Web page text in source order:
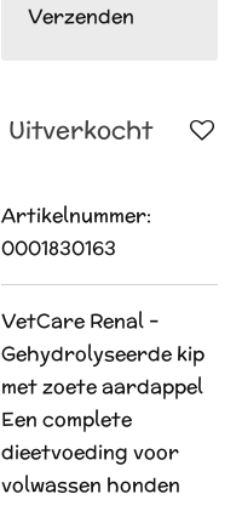
Verzenden
Uitverkocht
Artikelnummer:
0001830163
VetCare Renal –
Gehydrolyseerde kip
met zoete aardappel
Een complete
dieetvoeding voor
volwassen honden